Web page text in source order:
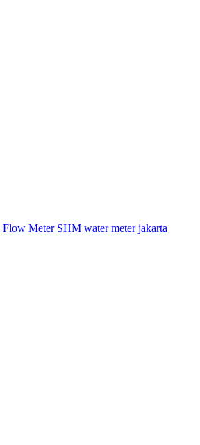
Flow Meter SHM water meter jakarta